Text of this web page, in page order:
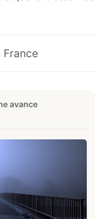
France
avance